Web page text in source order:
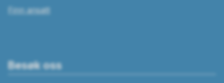
Finn ansatt
Besøk oss